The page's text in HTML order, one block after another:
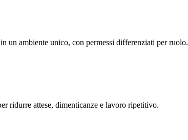
un ambiente unico, con permessi differenziati per ruolo.
ridurre attese, dimenticanze e lavoro ripetitivo.